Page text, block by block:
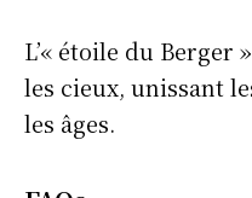
L’« étoile du Berger
les cieux, unissant
les âges.